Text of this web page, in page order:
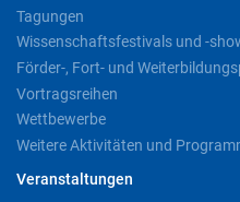
Tagungen
Wissenschaftsfestivals und -
Förder-, Fort- und
Vortragsreihen
Wettbewerbe
Weitere Aktivitäten und
Veranstaltungen